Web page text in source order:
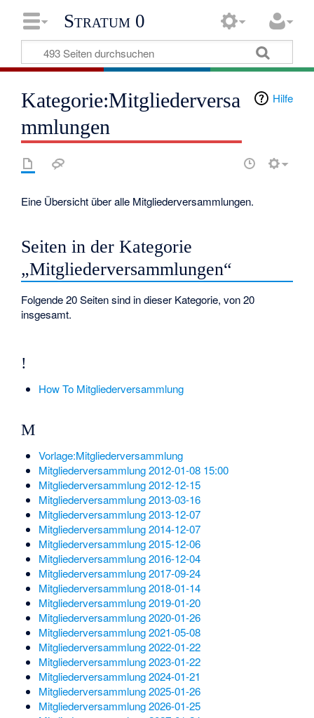
Stratum 0
Hilfe
Kategorie:Mitgliederversa
mmlungen
Eine Übersicht über alle Mitgliederversammlungen.
Seiten in der Kategorie
„Mitgliederversammlungen“
Folgende 20 Seiten sind in dieser Kategorie, von 20
insgesamt.
!
How To Mitgliederversammlung
M
Vorlage:Mitgliederversammlung
Mitgliederversammlung 2012-01-08 15:00
Mitgliederversammlung 2012-12-15
Mitgliederversammlung 2013-03-16
Mitgliederversammlung 2013-12-07
Mitgliederversammlung 2014-12-07
Mitgliederversammlung 2015-12-06
Mitgliederversammlung 2016-12-04
Mitgliederversammlung 2017-09-24
Mitgliederversammlung 2018-01-14
Mitgliederversammlung 2019-01-20
Mitgliederversammlung 2020-01-26
Mitgliederversammlung 2021-05-08
Mitgliederversammlung 2022-01-22
Mitgliederversammlung 2023-01-22
Mitgliederversammlung 2024-01-21
Mitgliederversammlung 2025-01-26
Mitgliederversammlung 2026-01-25